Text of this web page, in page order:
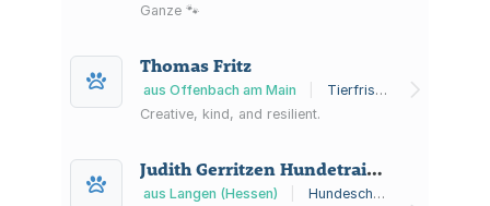
Ganze 🐾
Thomas Fritz
aus Offenbach am Main
Tierfriseur
Creative, kind, and resilient.
Judith Gerritzen Hundetrainerin
aus Langen (Hessen)
Hundeschule